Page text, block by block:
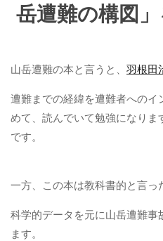
岳遭難の構図
山岳遭難の本と言うと、 羽根田
遭難までの経緯を遭難者へのイ
めて、読んでいて勉強になりま
です。
一方、この本は教科書的と言っ
科学的データを元に山岳遭難事
ます。